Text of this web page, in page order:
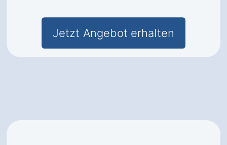
Jetzt Angebot erhalten